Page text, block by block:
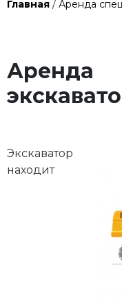
Главная / Аренда
Аренда
Экскаватор
находит